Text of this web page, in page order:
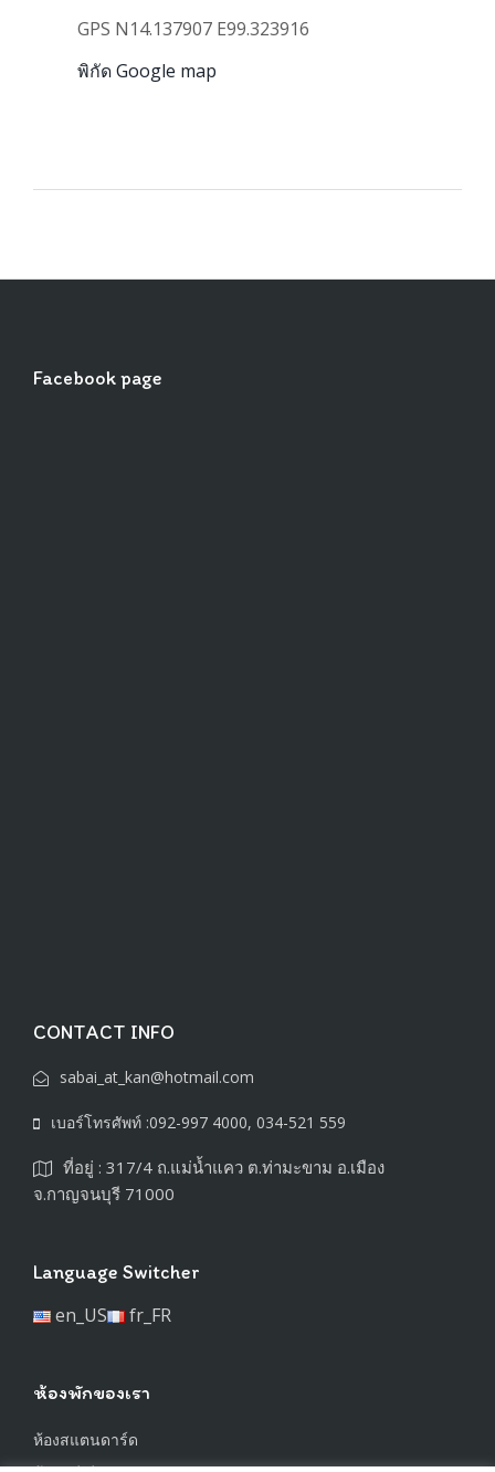
GPS N14.137907 E99.323916
พิกัด Google map
Facebook page
CONTACT INFO
sabai_at_kan@hotmail.com
เบอร์โทรศัพท์ :092-997 4000, 034-521 559
ที่อยู่ : 317/4 ถ.แม่น้ำแคว ต.ท่ามะขาม อ.เมือง
จ.กาญจนบุรี 71000
Language Switcher
en_US
fr_FR
ห้องพักของเรา
ห้องสแตนดาร์ด